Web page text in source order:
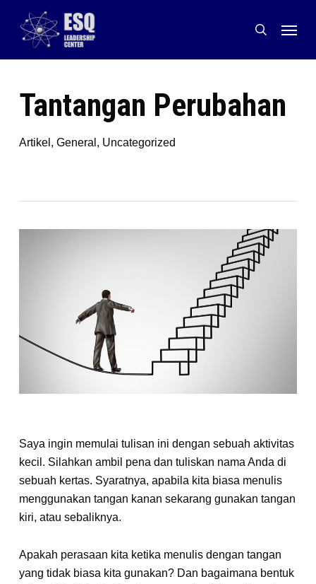
content
search
Menu
Tantangan Perubahan
Artikel , General , Uncategorized
Saya ingin memulai tulisan ini dengan sebuah aktivitas
kecil. Silahkan ambil pena dan tuliskan nama Anda di
sebuah kertas. Syaratnya, apabila kita biasa menulis
menggunakan tangan kanan sekarang gunakan tangan
kiri, atau sebaliknya.
Apakah perasaan kita ketika menulis dengan tangan
yang tidak biasa kita gunakan? Dan bagaimana bentuk